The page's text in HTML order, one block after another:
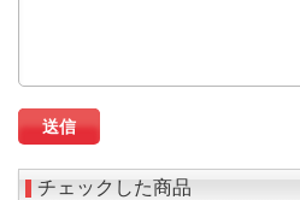
チェックした商品